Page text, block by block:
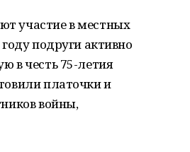
участие в местных
подруги активно
в честь 75-летия
платочки и
войны,